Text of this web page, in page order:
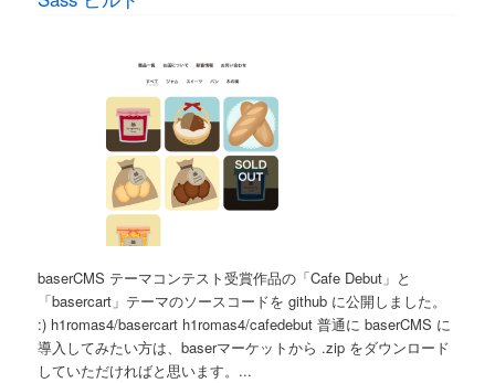
baserCMS テーマコンテスト受賞作品の「Cafe Debut」と
「basercart」テーマのソースコードを github に公開しました。
:) h1romas4/basercart h1romas4/cafedebut 普通に baserCMS に
導入してみたい方は、baserマーケットから .zip をダウンロード
していただければと思います。...